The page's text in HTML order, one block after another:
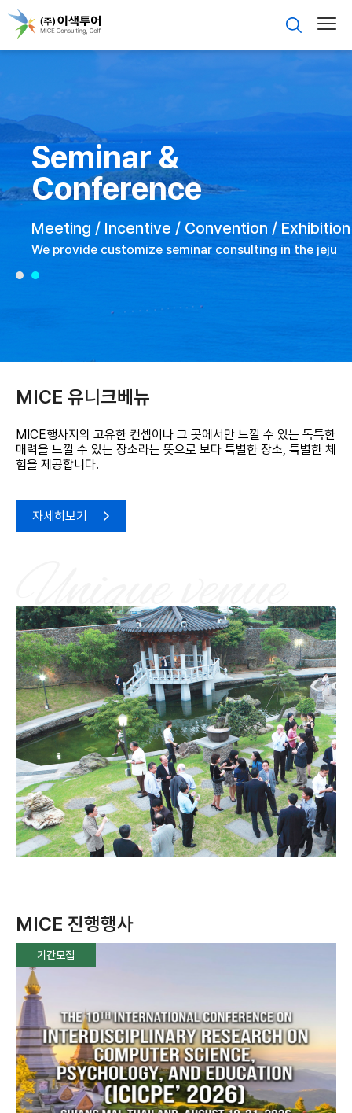
Seminar &
Conference
Meeting / Incentive / Convention / Exhibition
We provide customize seminar consulting in the jeju
MICE 유니크베뉴
MICE행사지의 고유한 컨셉이나 그 곳에서만 느낄 수 있는 독특한
매력을 느낄 수 있는 장소라는 뜻으로 보다 특별한 장소, 특별한 체
험을 제공합니다.
자세히보기
Unique venue
MICE 진행행사
기간모집